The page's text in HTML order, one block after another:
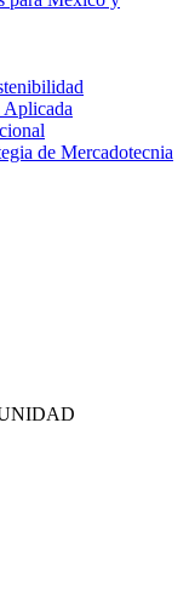
Aplicada
de Mercadotecnia